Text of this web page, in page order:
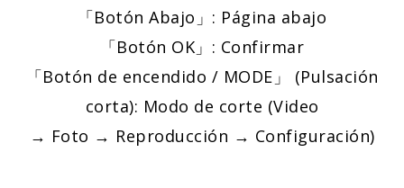
「Botón Abajo」: Página abajo
「Botón OK」: Confirmar
「Botón de encendido / MODE」 (Pulsación
corta): Modo de corte (Video
→ Foto → Reproducción → Configuración)